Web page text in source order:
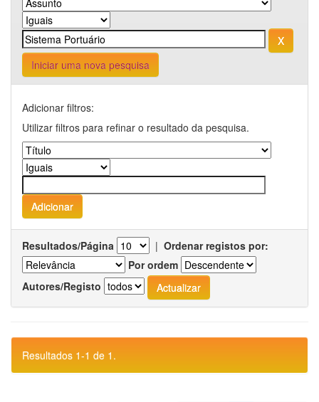
Iniciar uma nova pesquisa
Adicionar filtros:
Utilizar filtros para refinar o resultado da pesquisa.
Resultados/Página | Ordenar registos por:
Por ordem
Autores/Registo
Resultados 1-1 de 1.